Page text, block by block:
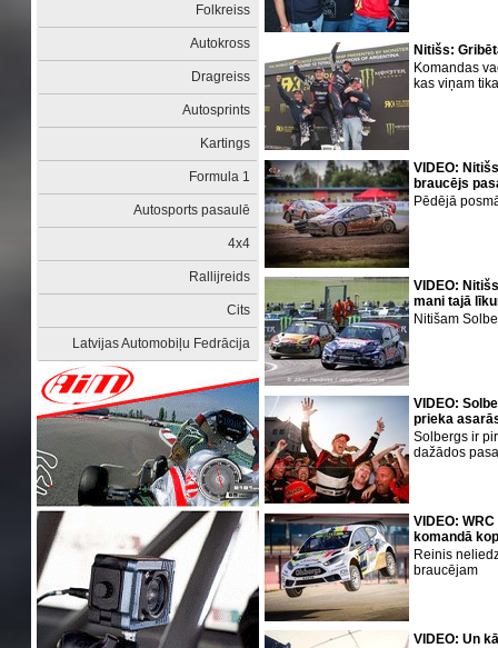
Folkreiss
Autokross
Dragreiss
Autosprints
Kartings
Formula 1
Autosports pasaulē
4x4
Rallijreids
Cits
Latvijas Automobiļu Fedrācija
Nitišs:
Komandas
kas viņam
VIDEO:
braucējs
Pēdējā
VIDEO:
mani tajā
Nitišam
VIDEO:
prieka
Solbergs ir
dažādos
VIDEO:
komandā
Reinis
braucējam
VIDEO: Un